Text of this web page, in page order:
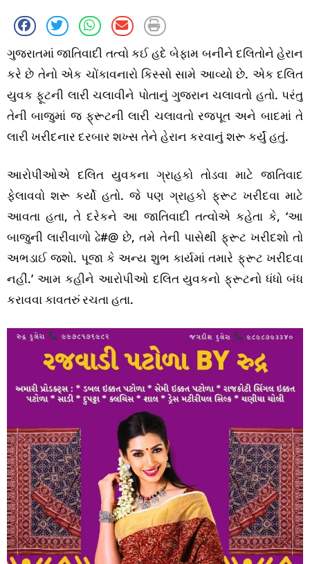
ગુજરાતમાં જાતિવાદી તત્વો કઈ હદે બેફામ બનીને દલિતોને હેરાન
કરે છે તેનો એક ચોંકાવનારો કિસ્સો સામે આવ્યો છે. એક દલિત
યુવક ફૂટની લારી ચલાવીને પોતાનું ગુજરાન ચલાવતો હતો. પરંતુ
તેની બાજુમાં જ ફ્રૂટની લારી ચલાવતો રજપૂત અને બાદમાં તે
લારી ખરીદનાર દરબાર શખ્સ તેને હેરાન કરવાનું શરૂ કર્યું હતું.
આરોપીઓએ દલિત યુવકના ગ્રાહકો તોડવા માટે જાતિવાદ
ફેલાવવો શરૂ કર્યો હતો. જે પણ ગ્રાહકો ફ્રૂટ ખરીદવા માટે
આવતા હતા, તે દરેકને આ જાતિવાદી તત્વોએ કહેતા કે, ‘આ
બાજુની લારીવાળો ઢે#@ છે, તમે તેની પાસેથી ફ્રૂટ ખરીદશો તો
અભડાઈ જશો. પૂજા કે અન્ય શુભ કાર્યમાં તમારે ફ્રૂટ ખરીદવા
નહીં.’ આમ કહીને આરોપીઓ દલિત યુવકનો ફ્રૂટનો ધંધો બંધ
કરાવવા કાવતરું રચતા હતા.